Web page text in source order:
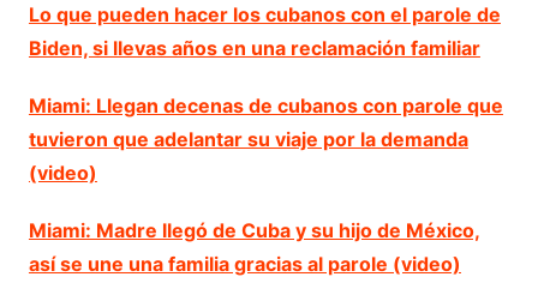
Lo que pueden hacer los cubanos con el parole de
Biden, si llevas años en una reclamación familiar
Miami: Llegan decenas de cubanos con parole que
tuvieron que adelantar su viaje por la demanda
(video)
Miami: Madre llegó de Cuba y su hijo de México,
así se une una familia gracias al parole (video)